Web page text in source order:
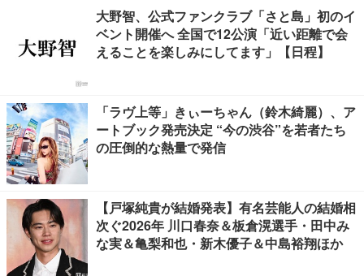
大野智、公式ファンクラブ「さと島」初のイ
ベント開催へ 全国で12公演「近い距離で会
えることを楽しみにしてます」【日程】
「ラヴ上等」きぃーちゃん（鈴木綺麗）、ア
ートブック発売決定 “今の渋谷”を若者たち
の圧倒的な熱量で発信
【戸塚純貴が結婚発表】有名芸能人の結婚相
次ぐ2026年 川口春奈＆板倉滉選手・田中み
な実＆亀梨和也・新木優子＆中島裕翔ほか